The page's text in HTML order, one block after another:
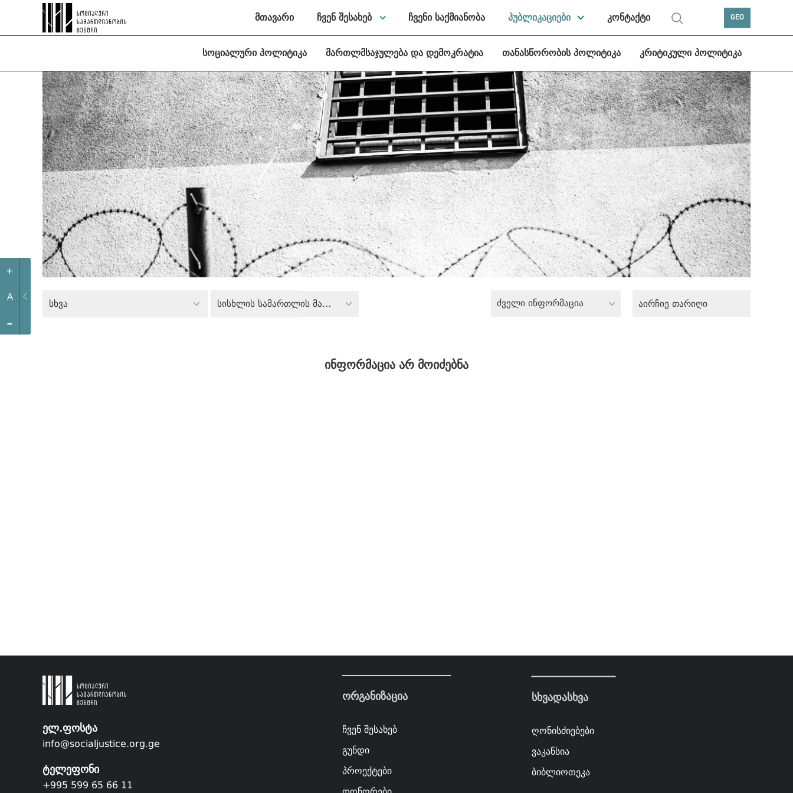
+
A
-
მთავარი ჩვენ შესახებ ჩვენი საქმიანობა პუბლიკაციები კონტაქტი GEO
სოციალური პოლიტიკა მართლმსაჯულება და დემოკრატია თანასწორობის პოლიტიკა კრიტიკული პოლიტიკა
სხვა სისხლის სამართლის მართლმსაჯულება ძველი ინფორმაცია
ინფორმაცია არ მოიძებნა
ელ.ფოსტა
info@socialjustice.org.ge
ტელეფონი
+995 599 65 66 11
ორგანიზაცია
ჩვენ შესახებ
გუნდი
პროექტები
სხვადასხვა
ღონისძიებები
ვაკანსია
ბიბლიოთეკა